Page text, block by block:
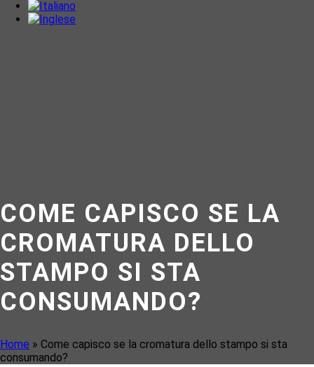
COME CAPISCO SE LA
CROMATURA DELLO
STAMPO SI STA
CONSUMANDO?
Home » Come capisco se la cromatura dello stampo si sta
consumando?